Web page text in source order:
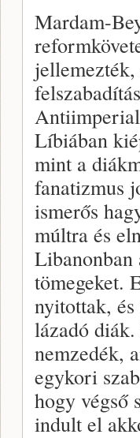
Mardam-
Líbiában
mint a
fanatizmus
ismerős
múltra és
tömegeket.
nyitottak,
lázadó diák.
nemzedék,
egykori
hogy végső
indult el